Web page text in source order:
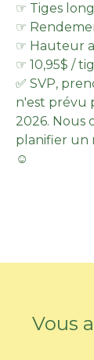
☞ Tiges
☞
☞ Hauteur
☞ 10,95$ /
✅ SVP,
n'est prévu
2026. Nous
planifier un
☺︎
Vous